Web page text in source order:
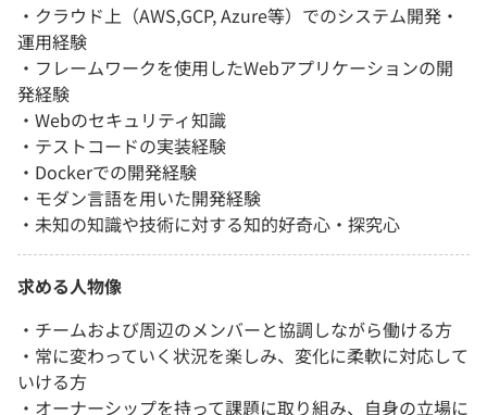
・クラウド上（AWS,GCP, Azure等）でのシステム開発・
運用経験
・フレームワークを使用したWebアプリケーションの開
発経験
・Webのセキュリティ知識
・テストコードの実装経験
・Dockerでの開発経験
・モダン言語を用いた開発経験
・未知の知識や技術に対する知的好奇心・探究心
求める人物像
・チームおよび周辺のメンバーと協調しながら働ける方
・常に変わっていく状況を楽しみ、変化に柔軟に対応して
いける方
・オーナーシップを持って課題に取り組み、自身の立場に